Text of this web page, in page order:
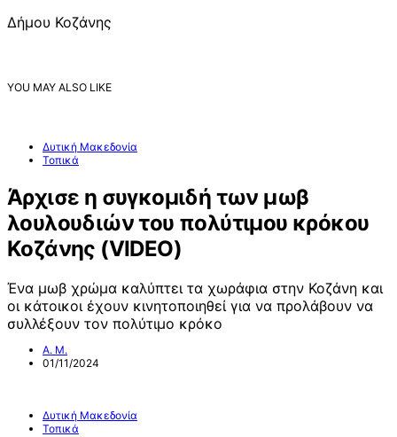
Δήμου Κοζάνης
YOU MAY ALSO LIKE
Δυτική Μακεδονία
Τοπικά
Άρχισε η συγκομιδή των μωβ
λουλουδιών του πολύτιμου κρόκου
Κοζάνης (VIDEO)
Ένα μωβ χρώμα καλύπτει τα χωράφια στην Κοζάνη και
οι κάτοικοι έχουν κινητοποιηθεί για να προλάβουν να
συλλέξουν τον πολύτιμο κρόκο
Α. Μ.
01/11/2024
Δυτική Μακεδονία
Τοπικά